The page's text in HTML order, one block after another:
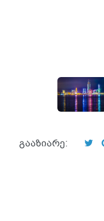
გააზიარე: